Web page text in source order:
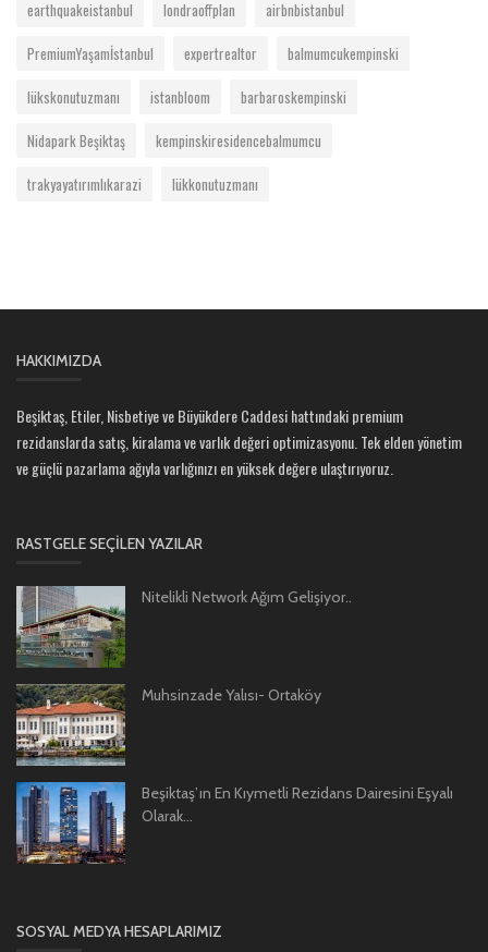
earthquakeistanbul
londraoffplan
airbnbistanbul
PremiumYaşamİstanbul
expertrealtor
balmumcukempinski
lükskonutuzmanı
istanbloom
barbaroskempinski
Nidapark Beşiktaş
kempinskiresidencebalmumcu
trakyayatırımlıkarazi
lükkonutuzmanı
HAKKIMIZDA
Beşiktaş, Etiler, Nisbetiye ve Büyükdere Caddesi hattındaki premium
rezidanslarda satış, kiralama ve varlık değeri optimizasyonu. Tek elden yönetim
ve güçlü pazarlama ağıyla varlığınızı en yüksek değere ulaştırıyoruz.
RASTGELE SEÇILEN YAZILAR
Nitelikli Network Ağım Gelişiyor..
Muhsinzade Yalısı- Ortaköy
Beşiktaş’ın En Kıymetli Rezidans Dairesini Eşyalı
Olarak...
SOSYAL MEDYA HESAPLARIMIZ